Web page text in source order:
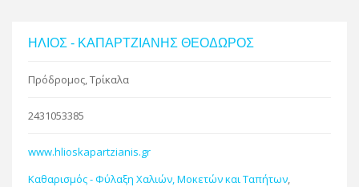
ΗΛΙΟΣ - ΚΑΠΑΡΤΖΙΑΝΗΣ ΘΕΟΔΩΡΟΣ
Πρόδρομος, Τρίκαλα
2431053385
www.hlioskapartzianis.gr
Καθαρισμός - Φύλαξη Χαλιών, Μοκετών και Ταπήτων,